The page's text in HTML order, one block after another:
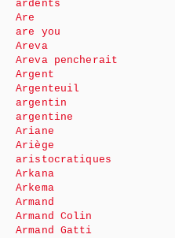
ardents
Are
are you
Areva
Areva pencherait
Argent
Argenteuil
argentin
argentine
Ariane
Ariège
aristocratiques
Arkana
Arkema
Armand
Armand Colin
Armand Gatti